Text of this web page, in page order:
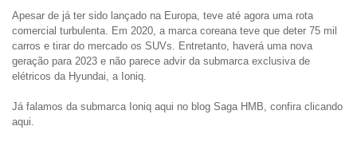
Apesar de já ter sido lançado na Europa, teve até agora uma rota
comercial turbulenta. Em 2020, a marca coreana teve que deter 75 mil
carros e tirar do mercado os SUVs. Entretanto, haverá uma nova
geração para 2023 e não parece advir da submarca exclusiva de
elétricos da Hyundai, a Ioniq.
Já falamos da submarca Ioniq aqui no blog Saga HMB, confira clicando
aqui.